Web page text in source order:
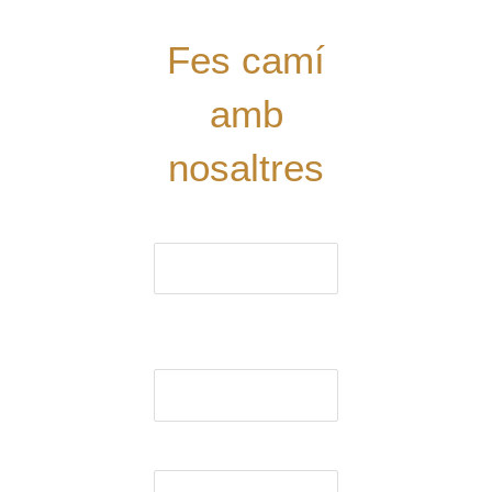
Fes camí
amb
nosaltres